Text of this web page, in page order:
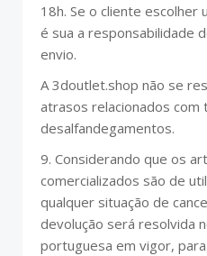
18h. Se o cliente
é sua a responsabilidade
envio.
A 3doutlet.shop não se
atrasos relacionados
desalfandegamentos.
9. Considerando que os
comercializados são de
qualquer situação de
devolução será resolvida
portuguesa em vigor,